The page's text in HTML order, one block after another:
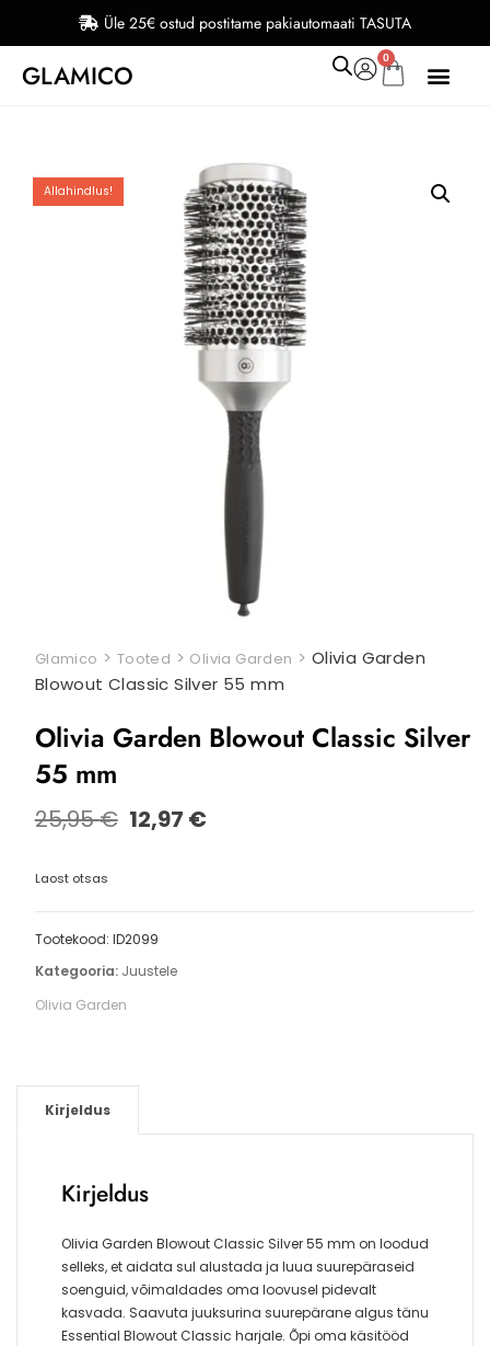
Üle 25€ ostud postitame pakiautomaati TASUTA
GLAMICO
0
Allahindlus!
Glamico > Tooted > Olivia Garden > Olivia Garden
Blowout Classic Silver 55 mm
Olivia Garden Blowout Classic Silver
55 mm
25,95€ 12,97 €
Laost otsas
Tootekood: ID2099
Kategooria: Juustele
Olivia Garden
Kirjeldus
Kirjeldus
Olivia Garden Blowout Classic Silver 55 mm on loodud
selleks, et aidata sul alustada ja luua suurepäraseid
soenguid, võimaldades oma loovusel pidevalt
kasvada. Saavuta juuksurina suurepärane algus tänu
Essential Blowout Classic harjale. Õpi oma käsitööd